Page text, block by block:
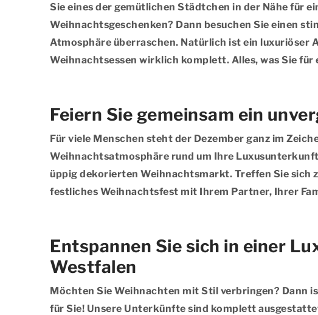
Sie eines der gemütlichen Städtchen in der Nähe für
Weihnachtsgeschenken? Dann besuchen Sie einen
Atmosphäre überraschen. Natürlich ist ein
Weihnachtsessen wirklich komplett. Alles, was Sie
Feiern Sie gemeinsam ein
Für viele Menschen steht der Dezember ganz im
Weihnachtsatmosphäre rund um Ihre
üppig dekorierten Weihnachtsmarkt. Treffen Sie sich
festliches Weihnachtsfest mit Ihrem Partner, Ihrer
Entspannen Sie sich in einer
Westfalen
Möchten Sie Weihnachten mit Stil verbringen? Dann
für Sie! Unsere Unterkünfte sind komplett